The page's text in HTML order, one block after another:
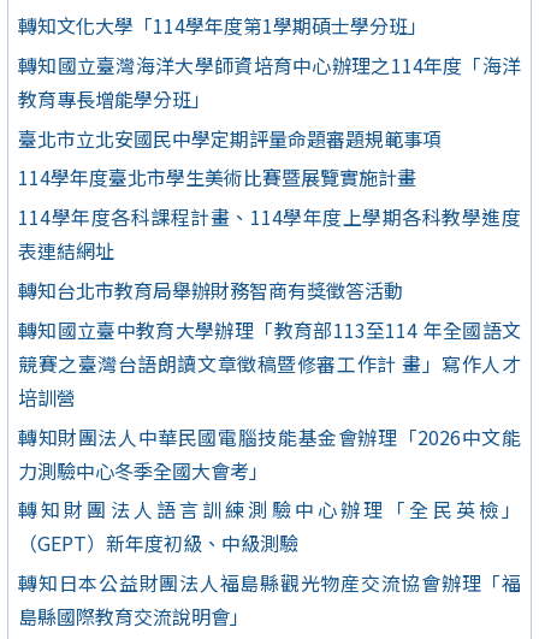
轉知文化大學「114學年度第1學期碩士學分班」
轉知國立臺灣海洋大學師資培育中心辦理之114年度「海洋
教育專長增能學分班」
臺北市立北安國民中學定期評量命題審題規範事項
114學年度臺北市學生美術比賽暨展覽實施計畫
114學年度各科課程計畫、114學年度上學期各科教學進度
表連結網址
轉知台北市教育局舉辦財務智商有獎徵答活動
轉知國立臺中教育大學辦理「教育部113至114 年全國語文
競賽之臺灣台語朗讀文章徵稿暨修審工作計 畫」寫作人才
培訓營
轉知財團法人中華民國電腦技能基金會辦理「2026中文能
力測驗中心冬季全國大會考」
轉知財團法人語言訓練測驗中心辦理「全民英檢」
（GEPT）新年度初級、中級測驗
轉知日本公益財團法人福島縣觀光物産交流協會辦理「福
島縣國際教育交流說明會」